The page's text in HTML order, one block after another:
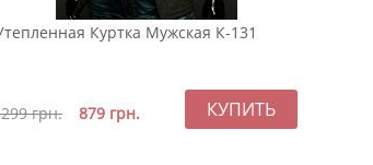
Куртка Мужская К-131
грн. 879 грн.